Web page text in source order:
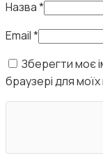
Назва*
Email*
Зберегти моє
браузері для